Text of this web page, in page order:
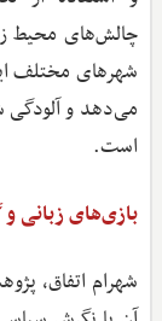
چالش‌های محیط‌
شهرهای مختلف
می‌دهد و آلودگی
است.
بازی‌های زبانی و
شهرام اتفاق،